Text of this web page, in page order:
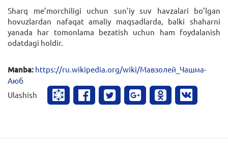
Sharq me’morchiligi uchun sun’iy suv havzalari bo’lgan
hovuzlardan nafaqat amaliy maqsadlarda, balki shaharni
yanada har tomonlama bezatish uchun ham foydalanish
odatdagi holdir.
Manba: https://ru.wikipedia.org/wiki/Мавзолей_Чашма-
Аюб
Ulashish